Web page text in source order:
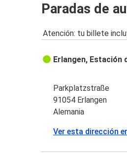
Paradas de
Atención: tu billete
Erlangen,
Parkplatzstraße
91054 Erlangen
Alemania
Ver esta dirección